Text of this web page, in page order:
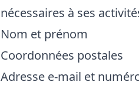
nécessaires à ses
Nom et prénom
Coordonnées postales
Adresse e-mail et